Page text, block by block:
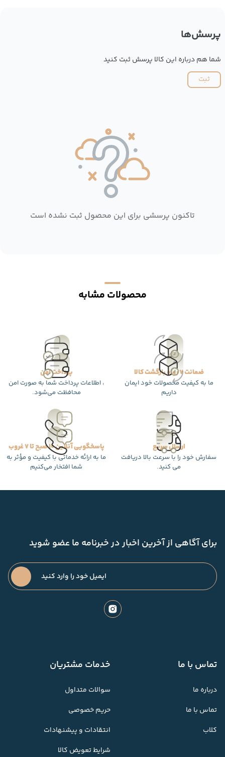
پرسش‌ها
شما هم درباره این کالا پرسش ثبت کنید
ثبت
تاکنون پرسشی برای این محصول ثبت نشده است
محصولات مشابه
ضمانت 7 روزه بازگشت کالا
ما به کیفیت محصولات خود ایمان
داریم
پرداخت امن
، اطلاعات پرداخت شما به صورت امن
محافظت می‌شود.
ارسال سریع
سفارش خود را با سرعت بالا دریافت
می کنید.
پاسخگویی آنلاین 10 صبح تا 7 غروب
ما به ارائه خدماتی با کیفیت و مؤثر به
شما افتخار می‌کنیم
برای آگاهی از آخرین اخبار در خبرنامه ما عضو شوید
تماس با ما
درباره ما
تماس با ما
کلاب
خدمات مشتریان
سوالات متداول
حریم خصوصی
انتقادات و پیشنهادات
شرایط تعویض کالا